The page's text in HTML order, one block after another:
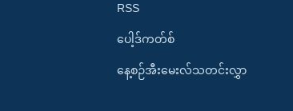
RSS
ပေါ့ဒ်ကတ်စ်
နေ့စဉ်အီးမေးလ်သတင်းလွှာ